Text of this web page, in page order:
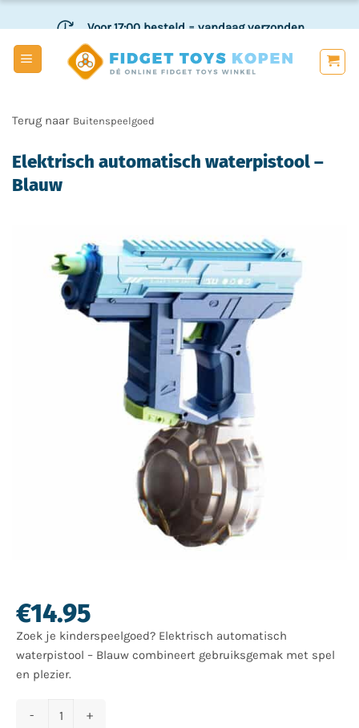
naar
inhoud
Veiligen achteraf betalen
Elektrisch automatisch waterpistool –
Blauw
Buitenspeelgoed
€14.95
Zoek je kinderspeelgoed? Elektrisch automatisch
waterpistool – Blauw combineert gebruiksgemak met spel
en plezier.